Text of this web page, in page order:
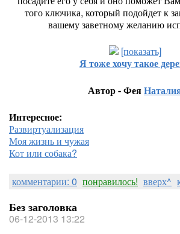
того ключика, который подойдет к
вашему заветному желанию
[показать]
Я тоже хочу такое
Автор - Фея
Интересное:
Развиртуализация
Моя жизнь и чужая
Кот или собака?
комментарии: 0 понравилось! вверх^
Без заголовка
06-12-2013 13:22